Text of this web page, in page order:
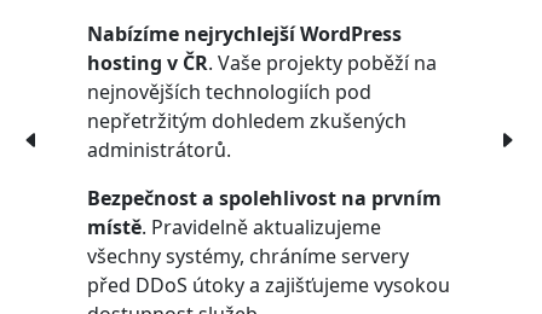
Nabízíme nejrychlejší WordPress
hosting v ČR. Vaše projekty poběží na
nejnovějších technologiích pod
nepřetržitým dohledem zkušených
administrátorů.
Bezpečnost a spolehlivost na prvním
místě. Pravidelně aktualizujeme
všechny systémy, chráníme servery
před DDoS útoky a zajišťujeme vysokou